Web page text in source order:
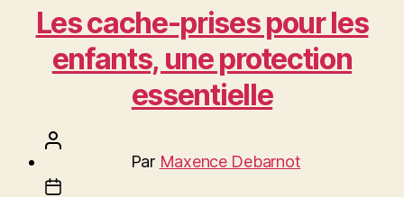
Les cache-prises pour les
enfants, une protection
essentielle
de
Par Maxence Debarnot